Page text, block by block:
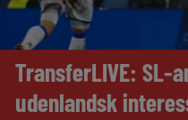
TransferLIVE: SL-
udenlandsk